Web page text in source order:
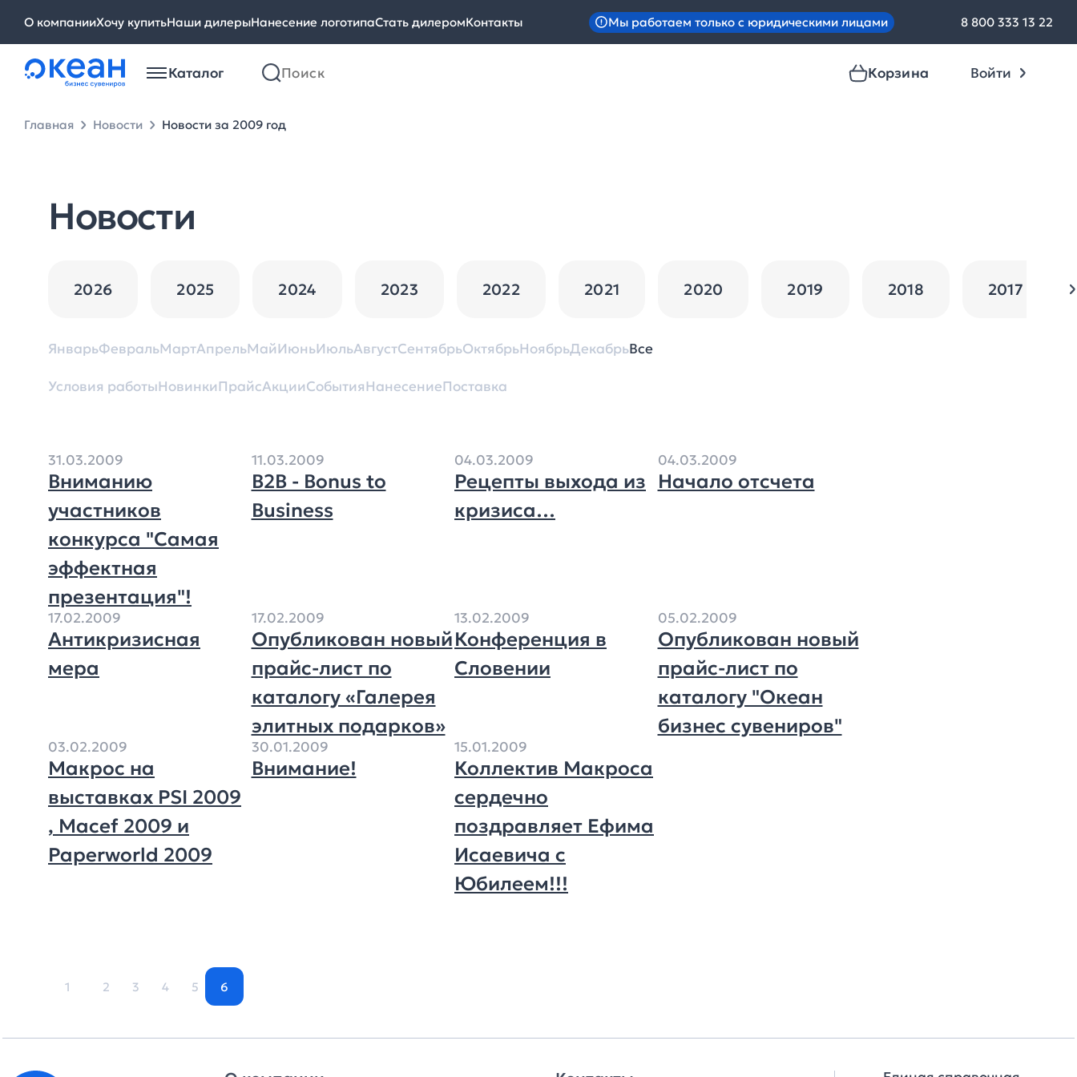
О компанииХочу купитьНаши дилерыНанесение логотипаСтать дилеромКонтакты Мы работаем только с юридическими лицами 8 800 333 13 22
Каталог Корзина Войти
Главная Новости Новости за 2009 год
Новости
2026 2025 2024 2023 2022 2021 2020 2019 2018 2017
ЯнварьФевральМартАпрельМайИюньИюльАвгустСентябрьОктябрьНоябрьДекабрьВсе
Условия работыНовинкиПрайсАкцииСобытияНанесениеПоставка
31.03.2009
Вниманию
участников
конкурса "Самая
эффектная
презентация"!
11.03.2009
B2B - Bonus to
Business
04.03.2009
Рецепты выхода из
кризиса…
04.03.2009
Начало отсчета
17.02.2009
Антикризисная
мера
17.02.2009
Опубликован новый
прайс-лист по
каталогу «Галерея
элитных подарков»
13.02.2009
Конференция в
Словении
05.02.2009
Опубликован новый
прайс-лист по
каталогу "Океан
бизнес сувениров"
03.02.2009
Макрос на
выставках PSI 2009
, Macef 2009 и
Paperworld 2009
30.01.2009
Внимание!
15.01.2009
Коллектив Макроса
сердечно
поздравляет Ефима
Исаевича с
Юбилеем!!!
1 2 3 4 5 6